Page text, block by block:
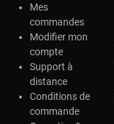
Mes
commandes
Modifier mon
compte
Support à
distance
Conditions de
commande